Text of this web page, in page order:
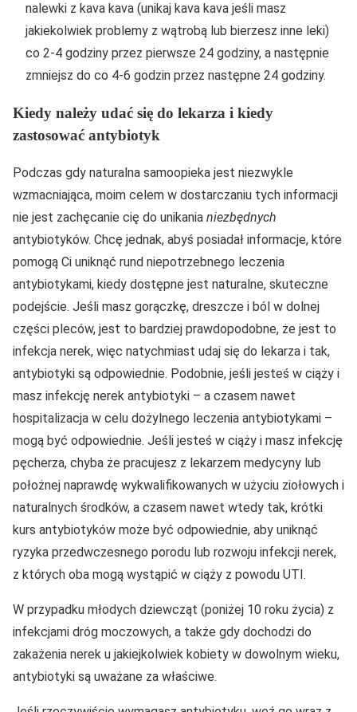
nalewki z kava kava (unikaj kava kava jeśli masz
jakiekolwiek problemy z wątrobą lub bierzesz inne leki)
co 2-4 godziny przez pierwsze 24 godziny, a następnie
zmniejsz do co 4-6 godzin przez następne 24 godziny.
Kiedy należy udać się do lekarza i kiedy
zastosować antybiotyk
Podczas gdy naturalna samoopieka jest niezwykle
wzmacniająca, moim celem w dostarczaniu tych informacji
nie jest zachęcanie cię do unikania niezbędnych
antybiotyków. Chcę jednak, abyś posiadał informacje, które
pomogą Ci uniknąć rund niepotrzebnego leczenia
antybiotykami, kiedy dostępne jest naturalne, skuteczne
podejście. Jeśli masz gorączkę, dreszcze i ból w dolnej
części pleców, jest to bardziej prawdopodobne, że jest to
infekcja nerek, więc natychmiast udaj się do lekarza i tak,
antybiotyki są odpowiednie. Podobnie, jeśli jesteś w ciąży i
masz infekcję nerek antybiotyki – a czasem nawet
hospitalizacja w celu dożylnego leczenia antybiotykami –
mogą być odpowiednie. Jeśli jesteś w ciąży i masz infekcję
pęcherza, chyba że pracujesz z lekarzem medycyny lub
położnej naprawdę wykwalifikowanych w użyciu ziołowych i
naturalnych środków, a czasem nawet wtedy tak, krótki
kurs antybiotyków może być odpowiednie, aby uniknąć
ryzyka przedwczesnego porodu lub rozwoju infekcji nerek,
z których oba mogą wystąpić w ciąży z powodu UTI.
W przypadku młodych dziewcząt (poniżej 10 roku życia) z
infekcjami dróg moczowych, a także gdy dochodzi do
zakażenia nerek u jakiejkolwiek kobiety w dowolnym wieku,
antybiotyki są uważane za właściwe.